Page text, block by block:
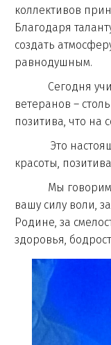
коллективов
Благодаря
создать
равнодушным.
Сегодня
ветеранов –
позитива, что на
Это настоящий
красоты,
Мы говорим
вашу силу воли,
Родине, за
здоровья,